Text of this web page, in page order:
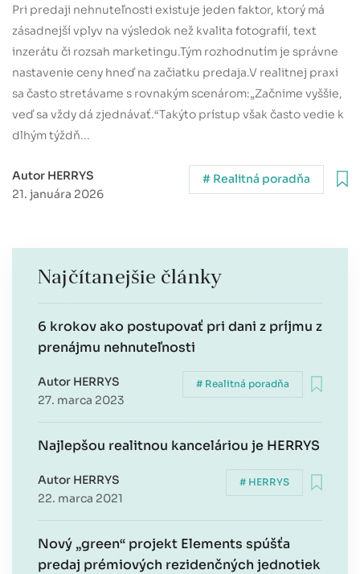
Pri predaji nehnuteľnosti existuje jeden faktor, ktorý má
zásadnejší vplyv na výsledok než kvalita fotografií, text
inzerátu či rozsah marketingu.Tým rozhodnutím je správne
nastavenie ceny hneď na začiatku predaja.V realitnej praxi
sa často stretávame s rovnakým scenárom:„Začnime vyššie,
veď sa vždy dá zjednávať.“Takýto prístup však často vedie k
dlhým týždň...
Autor HERRYS
21. januára 2026
# Realitná poradňa
Najčítanejšie články
6 krokov ako postupovať pri dani z príjmu z
prenájmu nehnuteľnosti
Autor HERRYS
27. marca 2023
# Realitná poradňa
Najlepšou realitnou kanceláriou je HERRYS
Autor HERRYS
22. marca 2021
# HERRYS
Nový „green“ projekt Elements spúšťa
predaj prémiových rezidenčných jednotiek